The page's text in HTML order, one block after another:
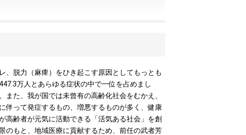
、脱⼒（⿇痺）をひき起こす原因としてもっとも
万⼈とあらゆる症状の中で⼀位を占めまし
た、我が国では未曾有の⾼齢化社会をむかえ、
伴って発症するもの、増悪するものが多く、健康
⾼齢者が元気に活動できる「活気ある社会」を創
のもと、地域医療に貢献するため、前任の武者芳